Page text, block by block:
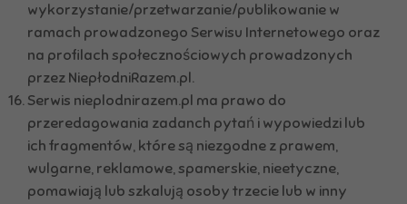
wykorzystanie/przetwarzanie/publikowanie w
ramach prowadzonego Serwisu Internetowego oraz
na profilach społecznościowych prowadzonych
przez NiepłodniRazem.pl.
Serwis nieplodnirazem.pl ma prawo do
przeredagowania zadanch pytań i wypowiedzi lub
ich fragmentów, które są niezgodne z prawem,
wulgarne, reklamowe, spamerskie, nieetyczne,
pomawiają lub szkalują osoby trzecie lub w inny